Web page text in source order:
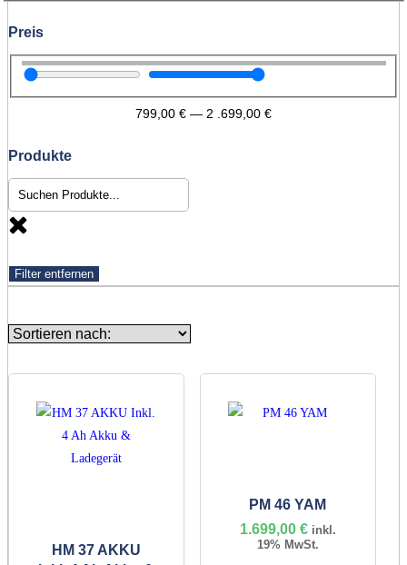
Preis
799,00 € — 2 .699,00 €
Produkte
Filter entfernen
HM 37 AKKU
PM 46 YAM
1.699,00 € inkl.
19% MwSt.